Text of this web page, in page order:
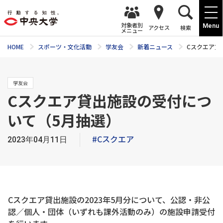
Menu
対象者別
メニュー アクセス 検索
HOME スポーツ・文化活動 学友会 新着ニュース Cスクエア貸
学友会
Cスクエア貸出施設の受付につ
いて（5月抽選）
2023年04月11日 #Cスクエア
Cスクエア貸出施設の2023年5月分について、公認・非公
認／個人・団体（いずれも課外活動のみ）の施設申請受付